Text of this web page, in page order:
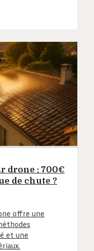
drone : 700€
de chute ?
offre une
et une